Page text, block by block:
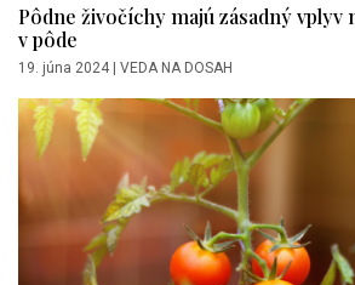
Pôdne živočíchy majú zásadný vplyv
v pôde
19. júna 2024 VEDA NA DOSAH